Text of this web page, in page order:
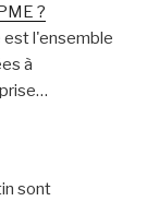
?
l'ensemble
à
sont